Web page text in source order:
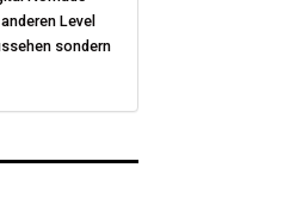
Level
sondern